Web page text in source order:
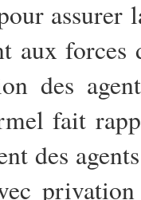
aux forces
des
fait
des